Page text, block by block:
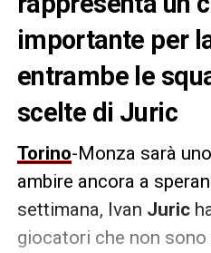
importante per
entrambe le
scelte di Juric
Torino-Monza sarà
ambire ancora a
settimana, Ivan Juric
giocatori che non